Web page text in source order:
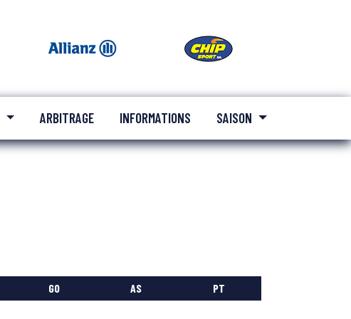
ARBITRAGE INFORMATIONS SAISON
GO AS PT